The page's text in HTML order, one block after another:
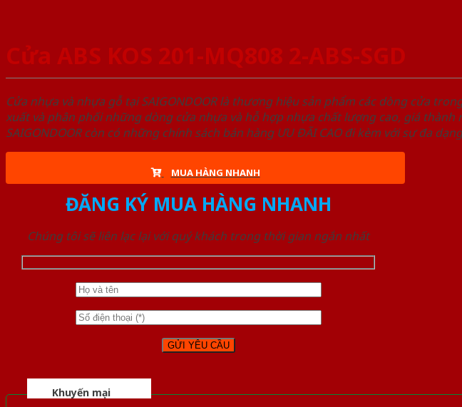
Cửa ABS KOS 201-MQ808 2-ABS-SGD
Cửa nhựa và nhựa gỗ tại SAIGONDOOR là thương hiệu sản phẩm các dòng cửa
xuất và phân phối những dòng cửa nhựa và hỗ hợp nhựa chất lượng cao, giá
SAIGONDOOR còn có những chính sách bán hàng ƯU ĐÃI CAO đi kèm với sự đa
MUA HÀNG NHANH
ĐĂNG KÝ MUA HÀNG NHANH
Chúng tôi sẽ liên lạc lại với quý khách trong thời gian ngắn nhất
Khuyến mại